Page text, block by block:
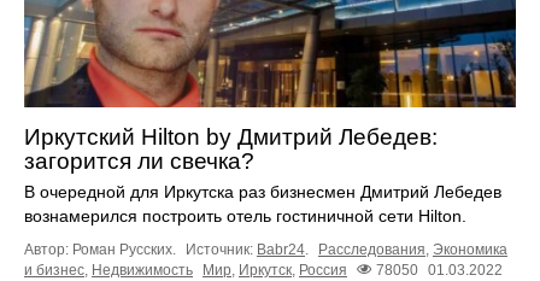
Иркутский Hilton by Дмитрий Лебедев:
загорится ли свечка?
В очередной для Иркутска раз бизнесмен Дмитрий Лебедев
вознамерился построить отель гостиничной сети Hilton.
Автор: Роман Русских. Источник: Babr24. Расследования, Экономика
и бизнес, Недвижимость Мир, Иркутск, Россия 78050 01.03.2022